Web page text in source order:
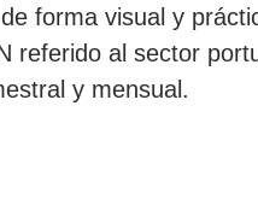
forma visual y
referido al sector
y mensual.